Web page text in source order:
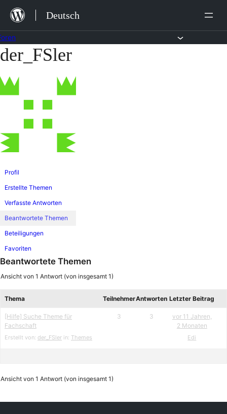
Zum
Inhalt
springen
Deutsch
Zum
springen
der_FSler
Profil
Erstellte Themen
Verfasste Antworten
Beantwortete Themen
Beteiligungen
Favoriten
Beantwortete Themen
Ansicht von 1 Antwort (von insgesamt 1)
Thema TeilnehmerAntworten Letzter Beitrag
[Hilfe] Suche Theme für
Fachschaft
Erstellt von: der_FSler in: Themes
3 3
vor 11 Jahren,
2 Monaten
Edi
Ansicht von 1 Antwort (von insgesamt 1)